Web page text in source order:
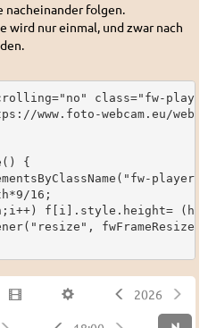
nacheinander folgen.
wird nur einmal, und zwar nach
class="fw-
www.foto-webcam.eu/
{
16;
f[i].style.height=